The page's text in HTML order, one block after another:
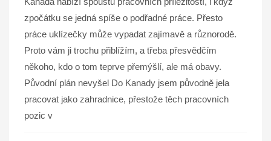
zpočátku se jedná spíše o podřadné práce. Přesto
práce uklízečky může vypadat zajímavě a různorodě.
Proto vám ji trochu přiblížím, a třeba přesvědčím
někoho, kdo o tom teprve přemýšlí, ale má obavy.
Původní plán nevyšel Do Kanady jsem původně jela
pracovat jako zahradnice, přestože těch pracovních
pozic v